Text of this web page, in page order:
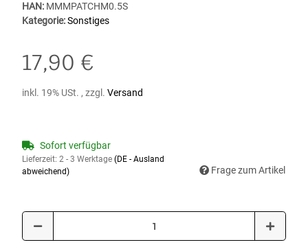
HAN: MMMPATCHM0.5S
Kategorie:Sonstiges
17,90 €
inkl. 19% USt. , zzgl. Versand
Sofort verfügbar
Lieferzeit: 2 - 3 Werktage (DE - Ausland
abweichend)
Frage zum Artikel